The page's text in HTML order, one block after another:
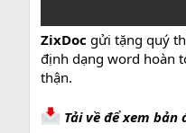
ZixDoc gửi tặng quý
định dạng word hoàn
thận.
Tải về để xem